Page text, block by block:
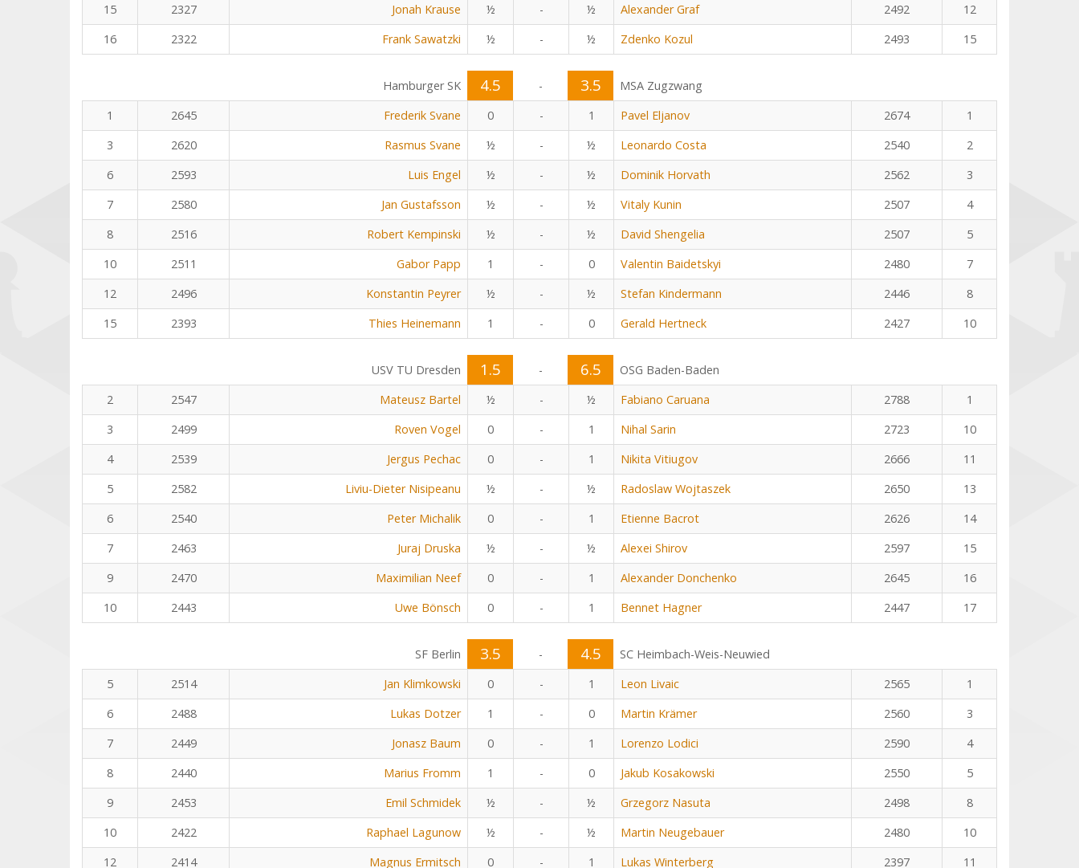
15
2327 Jonah Krause ½ - ½ Alexander Graf 2492
12
16
2322 Frank Sawatzki ½ - ½ Zdenko Kozul 2493 15
Hamburger SK 4.5 - 3.5
MSA Zugzwang
1
2645 Frederik Svane 0 - 1 Pavel Eljanov 2674
1
3
2620 Rasmus Svane ½ - ½ Leonardo Costa 2540
2
6
2593 Luis Engel ½ - ½ Dominik Horvath 2562
3
7
2580 Jan Gustafsson ½ - ½ Vitaly Kunin 2507
4
8
2516 Robert Kempinski ½ - ½ David Shengelia 2507
5
10
2511 Gabor Papp 1 - 0 Valentin Baidetskyi 2480
7
12
2496 Konstantin Peyrer ½ - ½ Stefan Kindermann 2446
8
15
2393 Thies Heinemann 1 - 0 Gerald Hertneck 2427 10
USV TU Dresden 1.5 - 6.5
OSG Baden-Baden
2
2547 Mateusz Bartel ½ - ½ Fabiano Caruana 2788
1
3
2499 Roven Vogel 0 - 1 Nihal Sarin 2723
10
4
2539 Jergus Pechac 0 - 1 Nikita Vitiugov 2666
11
5
2582 Liviu-Dieter Nisipeanu ½ - ½ Radoslaw Wojtaszek 2650
13
6
2540 Peter Michalik 0 - 1 Etienne Bacrot 2626
14
7
2463 Juraj Druska ½ - ½ Alexei Shirov 2597
15
9
2470 Maximilian Neef 0 - 1 Alexander Donchenko 2645
16
10
2443 Uwe Bönsch 0 - 1 Bennet Hagner 2447 17
SF Berlin 3.5 - 4.5
SC Heimbach-Weis-Neuwied
5
2514 Jan Klimkowski 0 - 1 Leon Livaic 2565
1
6
2488 Lukas Dotzer 1 - 0 Martin Krämer 2560
3
7
2449 Jonasz Baum 0 - 1 Lorenzo Lodici 2590
4
8
2440 Marius Fromm 1 - 0 Jakub Kosakowski 2550
5
9
2453 Emil Schmidek ½ - ½ Grzegorz Nasuta 2498
8
10
2422 Raphael Lagunow ½ - ½ Martin Neugebauer 2480
10
12
2414 Magnus Ermitsch 0 - 1 Lukas Winterberg 2397 11